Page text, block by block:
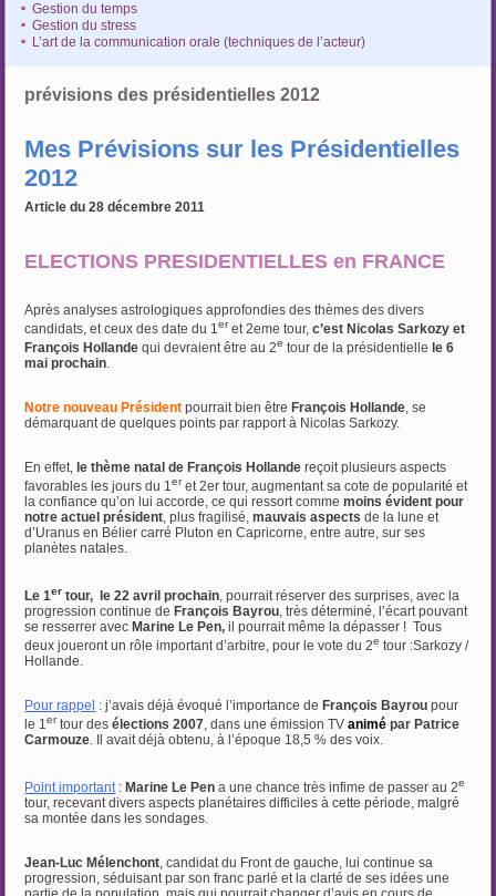
Gestion du temps
Gestion du stress
L’art de la communication orale (techniques de l’acteur)
prévisions des présidentielles 2012
Mes Prévisions sur les Présidentielles
2012
Article du 28 décembre 2011
ELECTIONS PRESIDENTIELLES en FRANCE
Après analyses astrologiques approfondies des thèmes des divers
candidats, et ceux des date ;du 1er et 2eme tour,c’est Nicolas Sarkozy et
François Hollande qui devraient être au 2e tour de la présidentielle le 6
mai prochain.
Notre nouveau Président pourrait bien être François Hollande, se
démarquant de quelques points par rapport à Nicolas Sarkozy.
En effet, le thème natal de François Hollande reçoit plusieurs aspects
favorables les jours du 1er et 2er tour, augmentant sa cote de popularité et
la confiance qu’on lui accorde, ce qui ressort commemoins évident pour
notre actuel président, plus fragilisé,mauvais aspects de la lune et
d’Uranus en Bélier carré Pluton en Capricorne, entre autre, sur ses
planètes natales.
Le 1er tour, le 22 avril prochain, pourrait réserver des surprises, avec la
progression continue de François Bayrou, très déterminé, l’écart pouvant
se resserrer avec Marine Le Pen,il pourrait même la dépasser ! Tous
deux joueront un rôle important d’arbitre, pour le vote du 2e tour :Sarkozy /
Hollande.
Pour rappel :j’avais déjà évoqué l’importance de François Bayrou pour
le 1er tour desélections 2007, dans une émission TVanimépar Patrice
Carmouze. Il avait déjà obtenu, à l’époque 18,5 % des voix.
Point important: Marine Le Pen a une chance très infime de passer au 2e
tour, recevant divers aspects planétaires difficiles à cette période, malgré
sa montée dans les sondages.
Jean-Luc Mélenchont, candidat du Front de gauche, lui continue sa
progression, séduisant par son franc parlé et la clarté de ses idées une